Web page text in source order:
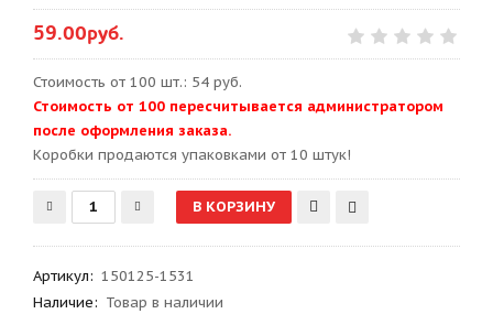
59.00руб.
Стоимость от 100 шт.: 54 руб.
Стоимость от 100 пересчитывается администратором
после оформления заказа.
Kоробки продаются упаковками от 10 штук!
Артикул: 150125-1531
Наличие: Товар в наличии